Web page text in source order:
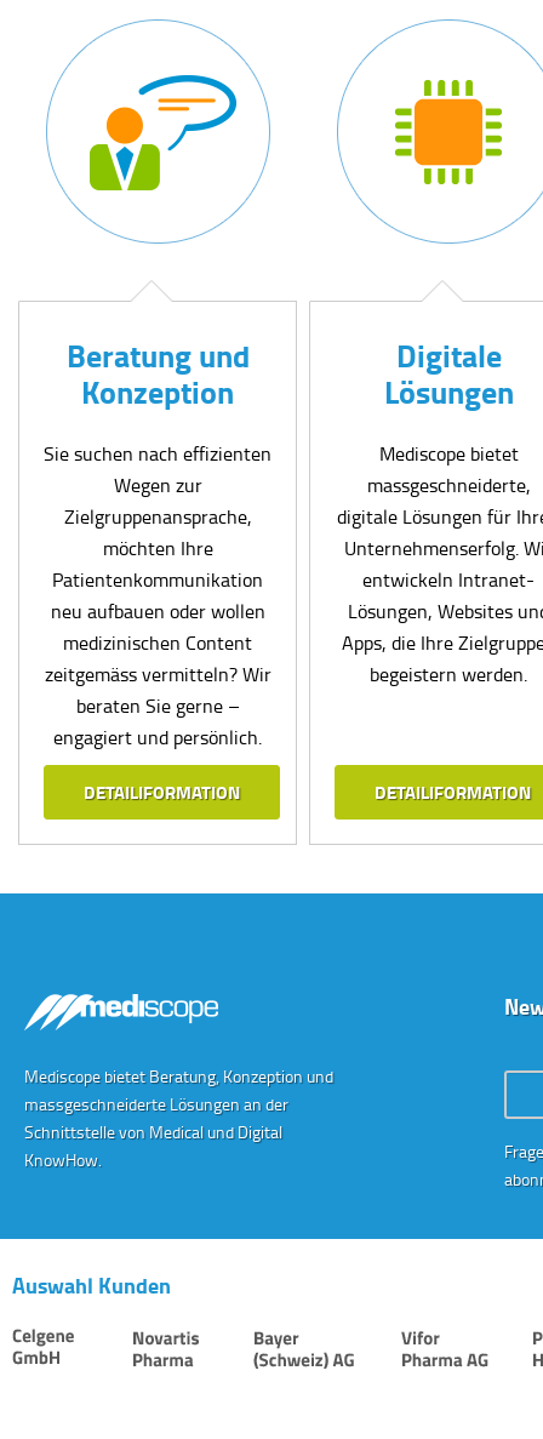
Beratung und
Konzeption
Sie suchen nach effizienten
Wegen zur
Zielgruppenansprache,
möchten Ihre
Patientenkommunikation
neu aufbauen oder wollen
medizinischen Content
zeitgemäss vermitteln? Wir
beraten Sie gerne –
engagiert und persönlich.
DETAILIFORMATION
Digitale
Lösungen
Mediscope bietet
massgeschneiderte,
digitale Lösungen für
Unternehmenserfolg.
entwickeln Intranet-
Lösungen, Websites
Apps, die Ihre
begeistern werden.
DETAILIFORMATION
Mediscope bietet Beratung, Konzeption und
massgeschneiderte Lösungen an der
Schnittstelle von Medical und Digital
KnowHow.
Auswahl Kunden